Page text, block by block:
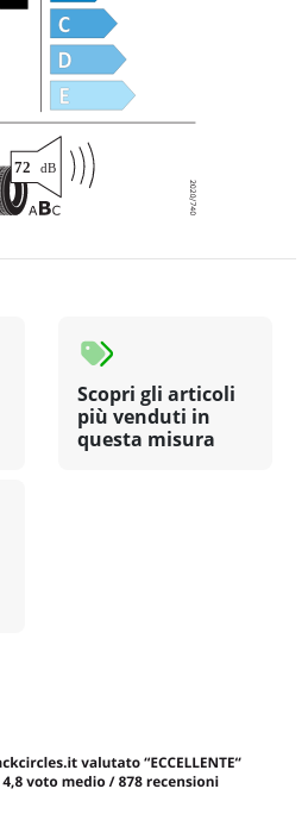
Scopri gli articoli
più venduti in
questa misura